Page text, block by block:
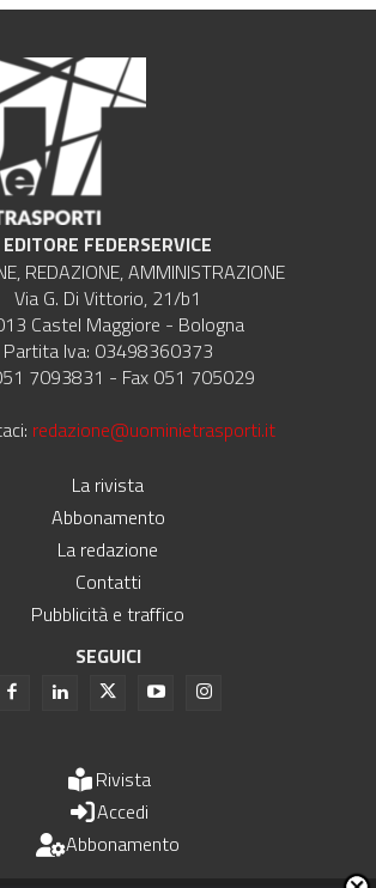
EDITORE FEDERSERVICE
REDAZIONE, AMMINISTRAZIONE
Via G. Di Vittorio, 21/b1
Castel Maggiore - Bologna
Partita Iva: 03498360373
7093831 - Fax 051 705029
redazione@uominietrasporti.it
La rivista
Abbonamento
La redazione
Contatti
Pubblicità e traffico
SEGUICI
Rivista
Accedi
Abbonamento